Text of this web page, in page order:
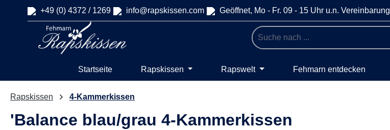
Zur Hauptnavigation springen
+49 (0) 4372 / 1269 info@rapskissen.com Geöffnet, Mo - Fr. 09 - 15 Uhr u.n. Vereinbarung
Startseite Rapskissen Rapswelt Fehmarn entdecken
Rapskissen 4-Kammerkissen
'Balance blau/grau 4-Kammerkissen